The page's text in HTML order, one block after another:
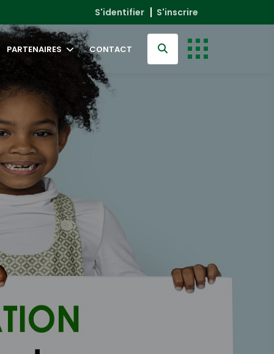
S'identifier S'inscrire
PARTENAIRES CONTACT